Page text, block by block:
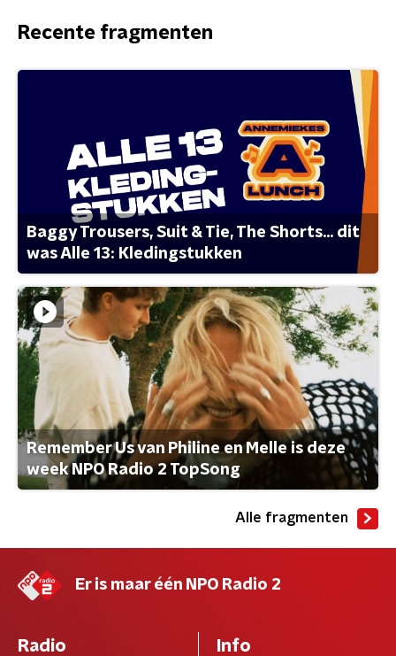
Recente fragmenten
Baggy Trousers, Suit & Tie, The Shorts... dit
was Alle 13: Kledingstukken
Remember Us van Philine en Melle is deze
week NPO Radio 2 TopSong
Alle fragmenten
Er is maar één NPO Radio 2
Radio Info